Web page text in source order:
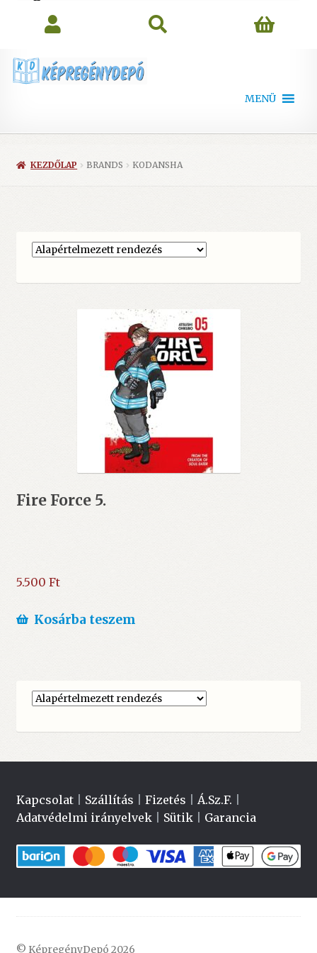
MENÜ
KEZDŐLAP BRANDS KODANSHA
Fire Force 5.
5.500 Ft
Kosárba teszem
Kapcsolat| Szállítás Fizetés Á.Sz.F.
Adatvédelmi irányelvek| Sütik| Garancia
© KépregényDepó 2026